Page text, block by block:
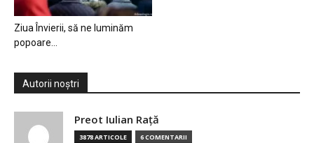
Ziua Învierii, să ne luminăm
popoare…
Autorii noștri
Preot Iulian Raţă
3878 ARTICOLE 6 COMENTARII